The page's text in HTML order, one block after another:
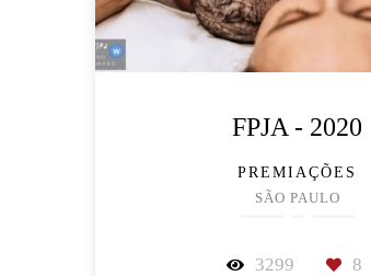
FPJA - 2020
PREMIAÇÕES
SÃO PAULO
3299 8